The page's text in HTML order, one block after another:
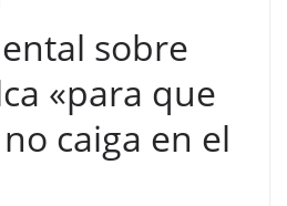
sobre
«para que
caiga en el